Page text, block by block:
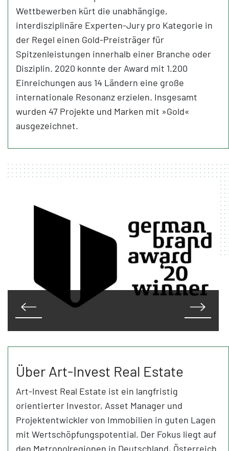
Wettbewerben kürt die unabhängige,
interdisziplinäre Experten-Jury pro Kategorie in
der Regel einen Gold-Preisträger für
Spitzenleistungen innerhalb einer Branche oder
Disziplin. 2020 konnte der Award mit 1.200
Einreichungen aus 14 Ländern eine große
internationale Resonanz erzielen. Insgesamt
wurden 47 Projekte und Marken mit »Gold«
ausgezeichnet.
Über Art-Invest Real Estate
Art-Invest Real Estate ist ein langfristig
orientierter Investor, Asset Manager und
Projektentwickler von Immobilien in guten Lagen
mit Wertschöpfungspotential. Der Fokus liegt auf
den Metropolregionen in Deutschland, Österreich